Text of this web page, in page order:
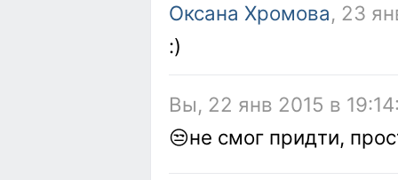
Оксана Хромова, 23
:)
Вы, 22 янв 2015 в
😒не смог придти,